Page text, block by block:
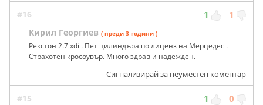
#16 1 1
Кирил Георгиев ( преди 3 години )
Рекстон 2.7 xdi . Пет цилиндъра по лиценз на Мерцедес .
Страхотен кросоувър. Много здрав и надежден.
Сигнализирай за неуместен коментар
#15 1 0